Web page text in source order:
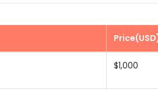
$1,000